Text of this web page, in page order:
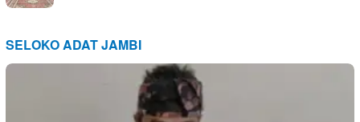
SELOKO ADAT JAMBI